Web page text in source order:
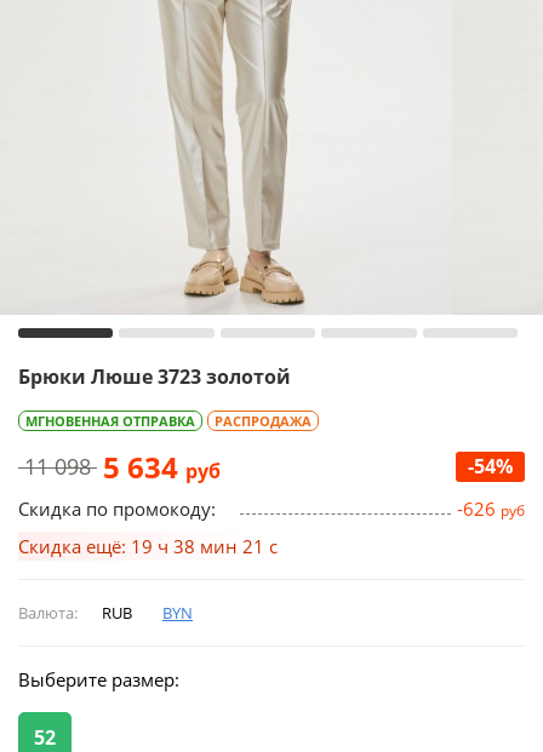
Брюки Люше 3723 золотой
МГНОВЕННАЯ ОТПРАВКА РАСПРОДАЖА
11 098 5 634 руб -54%
Скидка по промокоду: -626 руб
Скидка ещё: 19 ч 38 мин 21 с
Валюта: RUB BYN
Выберите размер:
52